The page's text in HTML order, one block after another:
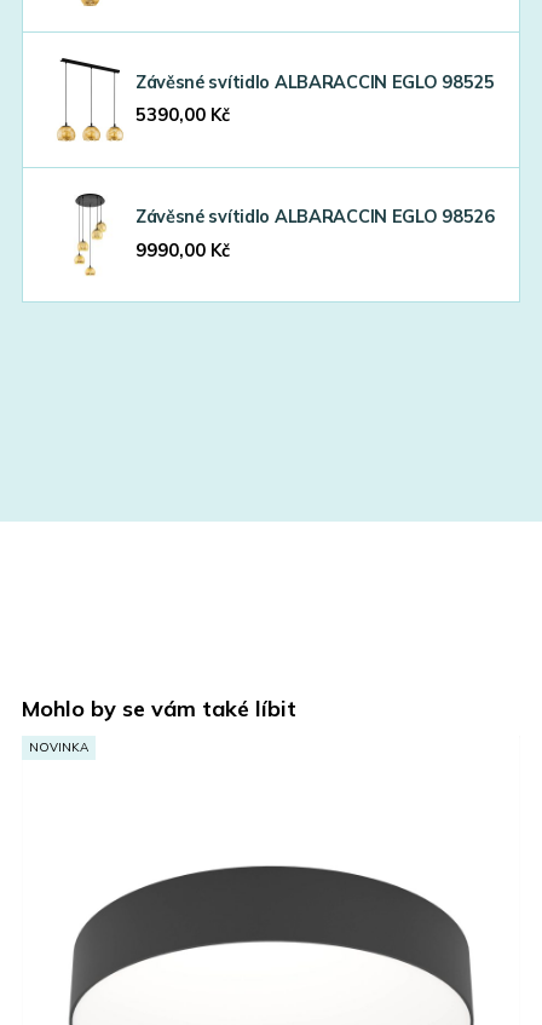
Závěsné svítidlo ALBARACCIN EGLO 98525
5390,00 Kč
Závěsné svítidlo ALBARACCIN EGLO 98526
9990,00 Kč
Mohlo by se vám také líbit